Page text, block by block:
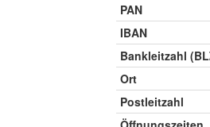
PAN
IBAN
Bankleitzahl
Ort
Postleitzahl